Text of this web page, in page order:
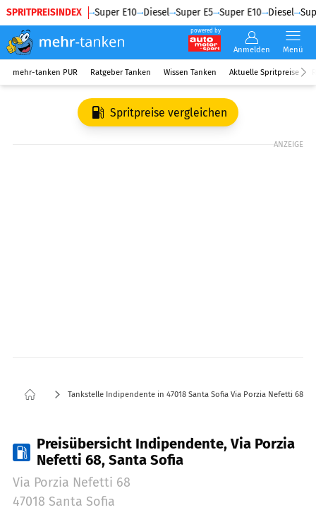
SPRITPREISINDEX
Diesel Super E5 Super E10 Diesel Super E5 Super E10 Diesel
powered by
Anmelden Menü
mehr-tanken PUR Ratgeber Tanken Wissen Tanken Aktuelle Spritpreise
Spritpreise vergleichen
ANZEIGE
Tankstelle Indipendente in 47018 Santa Sofia Via Porzia Nefetti 68
Preisübersicht Indipendente, Via Porzia
Nefetti 68, Santa Sofia
Via Porzia Nefetti 68
47018 Santa Sofia